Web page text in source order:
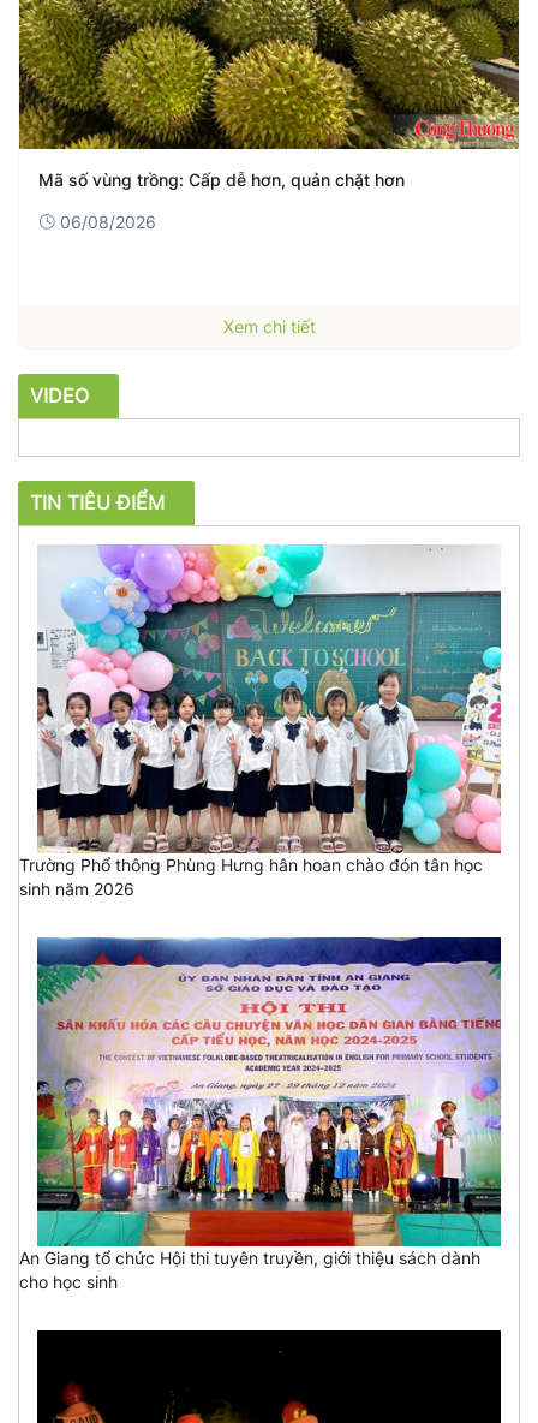
Mã số vùng trồng: Cấp dễ hơn, quản chặt hơn
06/08/2026
Xem chi tiết
VIDEO
TIN TIÊU ĐIỂM
Trường Phổ thông Phùng Hưng hân hoan chào đón tân học
sinh năm 2026
An Giang tổ chức Hội thi tuyên truyền, giới thiệu sách dành
cho học sinh